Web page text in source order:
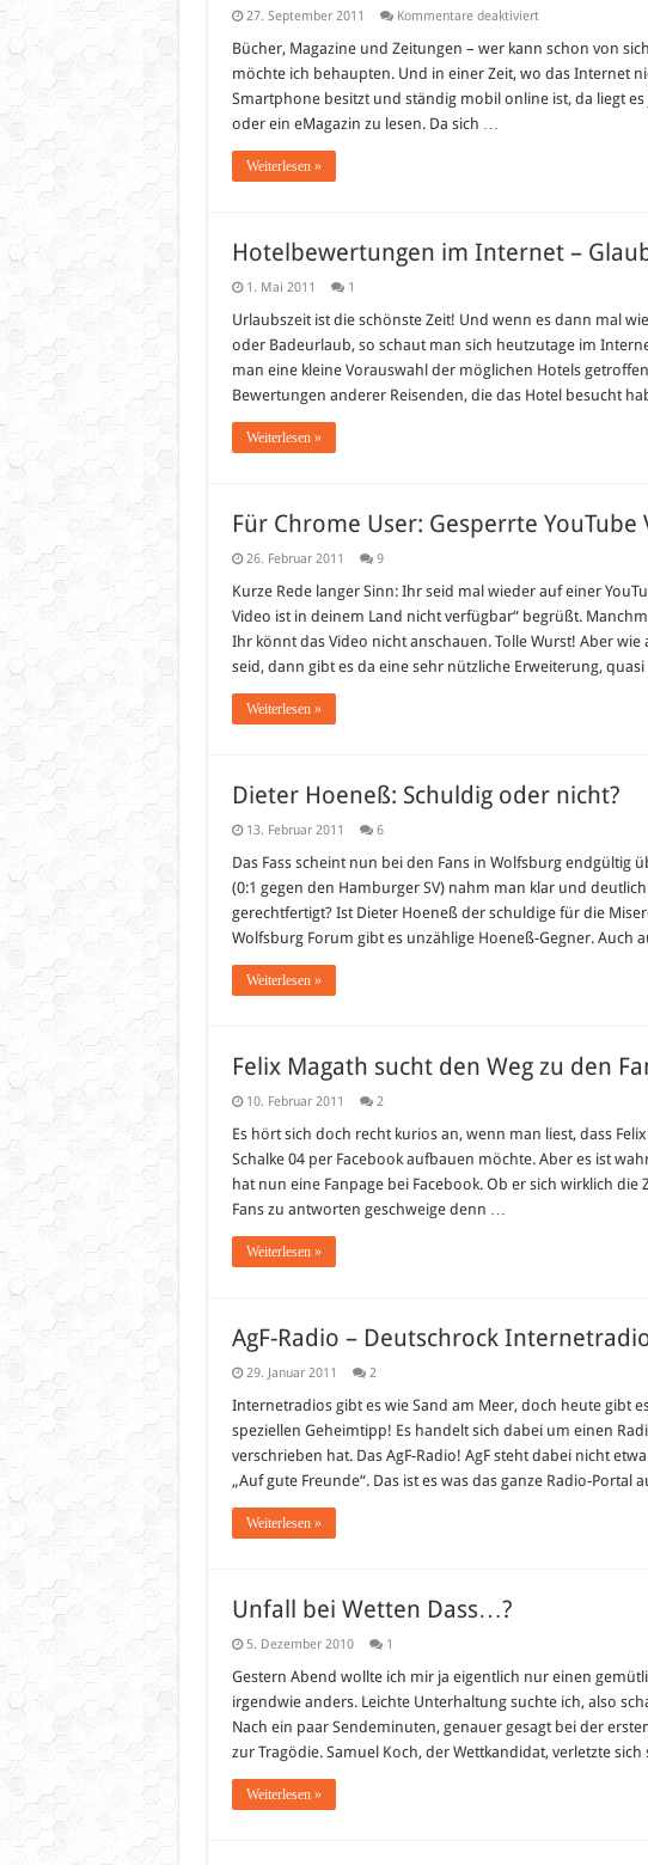
27. September 2011 Kommentare deaktiviertfür
Umschlagplatz
digitale
Bücher,
Magazine
Bücher, Magazine und Zeitungen – wer kann schon von
möchte ich behaupten. Und in einer Zeit, wo das Internet
Smartphone besitzt und ständig mobil online ist, da liegt
oder ein eMagazin zu lesen. Da sich …
Weiterlesen »
Hotelbewertungen im Internet –
1. Mai 2011 1
Urlaubszeit ist die schönste Zeit! Und wenn es dann mal
oder Badeurlaub, so schaut man sich heutzutage im
man eine kleine Vorauswahl der möglichen Hotels
Bewertungen anderer Reisenden, die das Hotel besucht
Weiterlesen »
Für Chrome User: Gesperrte YouTube
26. Februar 2011 9
Kurze Rede langer Sinn: Ihr seid mal wieder auf einer
Video ist in deinem Land nicht verfügbar“ begrüßt.
Ihr könnt das Video nicht anschauen. Tolle Wurst! Aber
seid, dann gibt es da eine sehr nützliche Erweiterung,
Weiterlesen »
Dieter Hoeneß: Schuldig oder nicht?
13. Februar 2011 6
Das Fass scheint nun bei den Fans in Wolfsburg endgültig
(0:1 gegen den Hamburger SV) nahm man klar und
gerechtfertigt? Ist Dieter Hoeneß der schuldige für die
Wolfsburg Forum gibt es unzählige Hoeneß-Gegner. Auch
Weiterlesen »
Felix Magath sucht den Weg zu den
10. Februar 2011 2
Es hört sich doch recht kurios an, wenn man liest, dass
Schalke 04 per Facebook aufbauen möchte. Aber es ist
hat nun eine Fanpage bei Facebook. Ob er sich wirklich
Fans zu antworten geschweige denn …
Weiterlesen »
AgF-Radio – Deutschrock
29. Januar 2011 2
Internetradios gibt es wie Sand am Meer, doch heute gibt
speziellen Geheimtipp! Es handelt sich dabei um einen
verschrieben hat. Das AgF-Radio! AgF steht dabei nicht
„Auf gute Freunde“. Das ist es was das ganze Radio-Portal
Weiterlesen »
Unfall bei Wetten Dass…?
5. Dezember 2010 1
Gestern Abend wollte ich mir ja eigentlich nur einen
irgendwie anders. Leichte Unterhaltung suchte ich, also
Nach ein paar Sendeminuten, genauer gesagt bei der
zur Tragödie. Samuel Koch, der Wettkandidat, verletzte
Weiterlesen »